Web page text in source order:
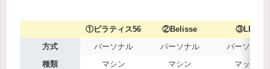
①ピラティス56 ②Belisse
③LIY
方式
パーソナル パーソナル
パーソナル
種類
マシン マシン マット